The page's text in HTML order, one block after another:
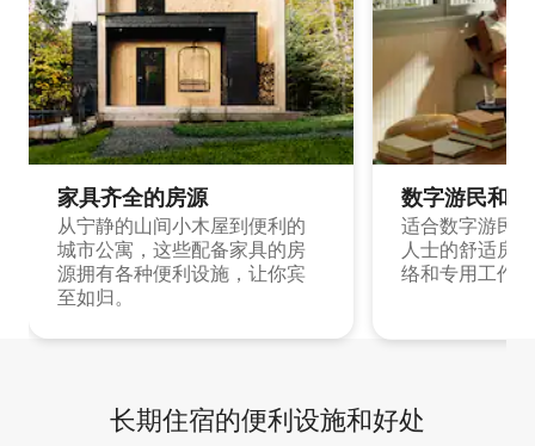
家具齐全的房源
从宁静的山间小木屋到便利的
城市公寓，这些配备家具的房
源拥有各种便利设施，让你宾
至如归。
数字游民和
适合数字游民
人士的舒适房
络和专用工作
长期住宿的便利设施和好处